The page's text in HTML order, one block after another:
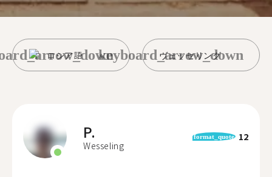
ロシア語 ヴェッセリング
keyboard_arrow_down
P.
Wesseling
format_quote 12